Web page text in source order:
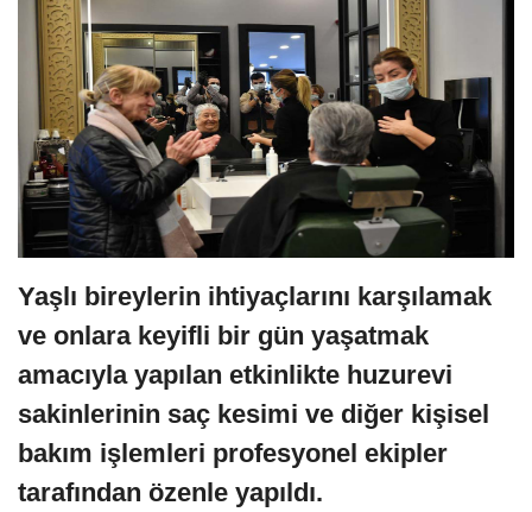
Yaşlı bireylerin ihtiyaçlarını karşılamak
ve onlara keyifli bir gün yaşatmak
amacıyla yapılan etkinlikte huzurevi
sakinlerinin saç kesimi ve diğer kişisel
bakım işlemleri profesyonel ekipler
tarafından özenle yapıldı.